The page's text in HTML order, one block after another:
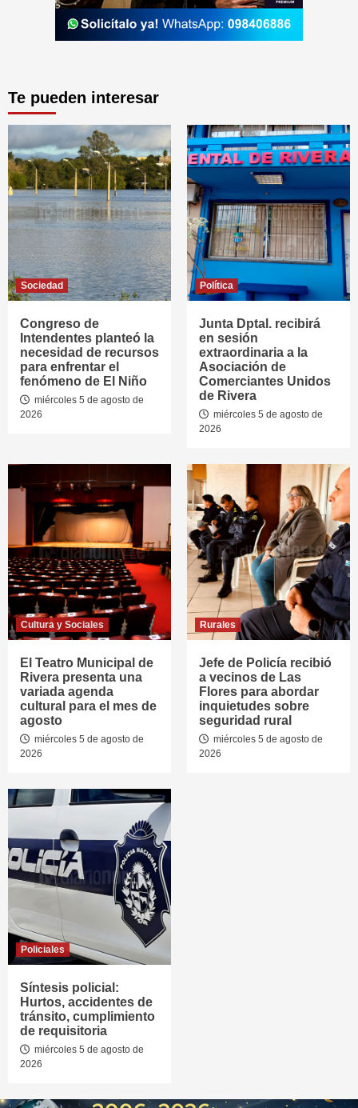
Te pueden interesar
Sociedad
Congreso de
Intendentes planteó la
necesidad de recursos
para enfrentar el
fenómeno de El Niño
miércoles 5 de agosto de
2026
Política
Junta Dptal. recibirá
en sesión
extraordinaria a la
Asociación de
Comerciantes Unidos
de Rivera
miércoles 5 de agosto de
2026
Cultura y Sociales
El Teatro Municipal de
Rivera presenta una
variada agenda
cultural para el mes de
agosto
miércoles 5 de agosto de
2026
Rurales
Jefe de Policía recibió
a vecinos de Las
Flores para abordar
inquietudes sobre
seguridad rural
miércoles 5 de agosto de
2026
Policiales
Síntesis policial:
Hurtos, accidentes de
tránsito, cumplimiento
de requisitoria
miércoles 5 de agosto de
2026